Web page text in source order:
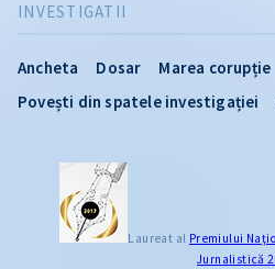
INVESTIGATII
Ancheta Dosar
Marea corupție
Povești din spatele investigației
Laureat al Premiului
Jurnalistică